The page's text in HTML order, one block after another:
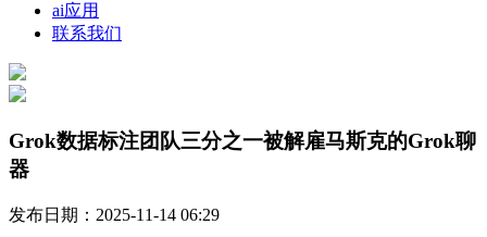
ai应用
联系我们
Grok数据标注团队三分之一被解雇马斯克的Grok聊
器
发布日期：2025-11-14 06:29